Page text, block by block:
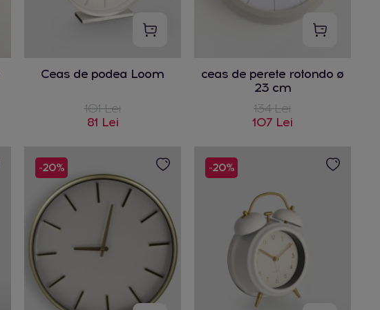
Ceas de podea Loom
101 Lei
81 Lei
ceas de perete rotondo ø
23 cm
134 Lei
107 Lei
-20% -20%